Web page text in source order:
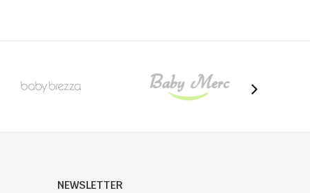
NEWSLETTER